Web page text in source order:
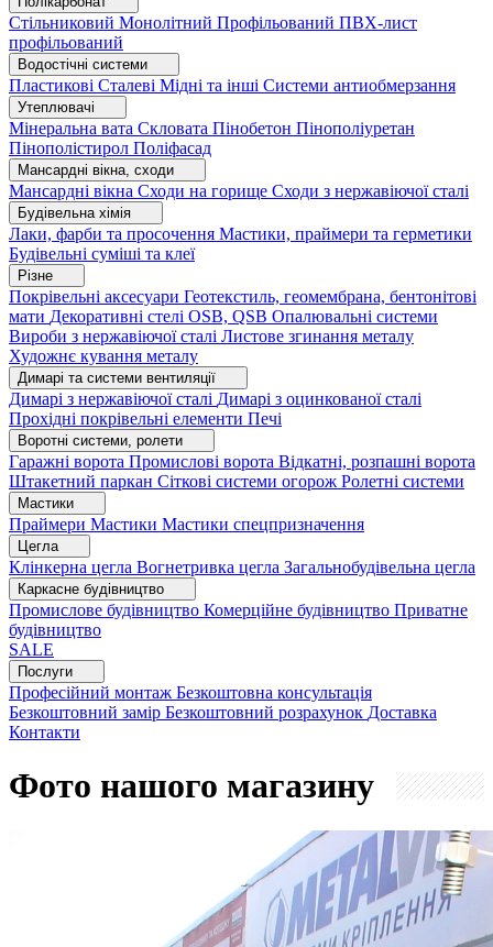
Стільниковий Монолітний Профільований ПВХ-лист
профільований
Водостічні системи
Пластикові Сталеві Мідні та інші Системи антиобмерзання
Утеплювачі
Мінеральна вата Скловата Пінобетон Пінополіуретан
Пінополістирол Поліфасад
Мансардні вікна, сходи
Мансардні вікна Сходи на горище Сходи з нержавіючої сталі
Будівельна хімія
Лаки, фарби та просочення Мастики, праймери та герметики
Будівельні суміші та клеї
Різне
Покрівельні аксесуари Геотекстиль, геомембрана, бентонітові
мати Декоративні стелі OSB, QSB Опалювальні системи
Вироби з нержавіючої сталі Листове згинання металу
Художнє кування металу
Димарі та системи вентиляції
Димарі з нержавіючої сталі Димарі з оцинкованої сталі
Прохідні покрівельні елементи Печі
Воротні системи, ролети
Гаражні ворота Промислові ворота Відкатні, розпашні ворота
Штакетний паркан Сіткові системи огорож Ролетні системи
Мастики
Праймери Мастики Мастики спецпризначення
Цегла
Клінкерна цегла Вогнетривка цегла Загальнобудівельна цегла
Каркасне будівництво
Промислове будівництво Комерційне будівництво Приватне
будівництво
SALE
Послуги
Професійний монтаж Безкоштовна консультація
Безкоштовний замір Безкоштовний розрахунок Доставка
Контакти
Фото нашого магазину